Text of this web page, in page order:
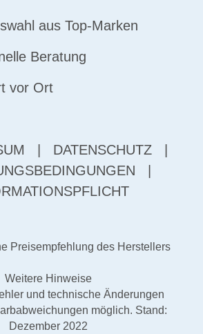
aus Top-Marken
Beratung
vor Ort
DATENSCHUTZ
Preisempfehlung des Herstellers
Weitere Hinweise
und technische Änderungen
möglich. Stand:
Dezember 2022